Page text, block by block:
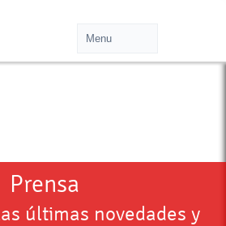
Prensa
últimas novedades y